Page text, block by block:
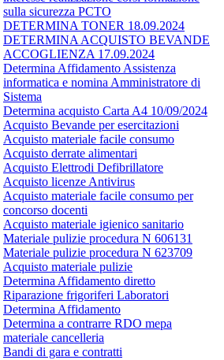
sulla sicurezza PCTO
DETERMINA TONER 18.09.2024
DETERMINA ACQUISTO BEVANDE
ACCOGLIENZA 17.09.2024
Determina Affidamento Assistenza
informatica e nomina Amministratore di
Sistema
Determina acquisto Carta A4 10/09/2024
Acquisto Bevande per esercitazioni
Acquisto materiale facile consumo
Acquisto derrate alimentari
Acquisto Elettrodi Defibrillatore
Acquisto licenze Antivirus
Acquisto materiale facile consumo per
concorso docenti
Acquisto materiale igienico sanitario
Materiale pulizie procedura N 606131
Materiale pulizie procedura N 623709
Acquisto materiale pulizie
Determina Affidamento diretto
Riparazione frigoriferi Laboratori
Determina Affidamento
Determina a contrarre RDO mepa
materiale cancelleria
Bandi di gara e contratti